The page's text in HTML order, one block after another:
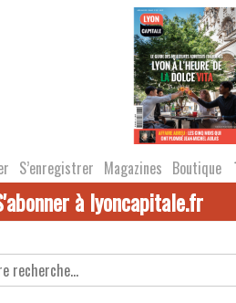
S’enregistrer Magazines Boutique
le
à lyoncapitale.fr